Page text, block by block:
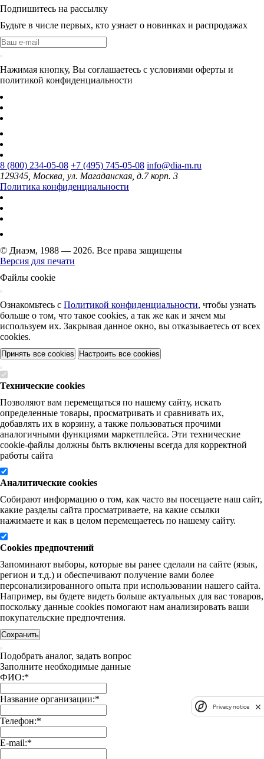
Подпишитесь на рассылку
Будьте в числе первых, кто узнает о новинках и распродажах
Нажимая кнопку, Вы соглашаетесь с условиями оферты и
политикой конфиденциальности
8 (800) 234-05-08 +7 (495) 745-05-08 info@dia-m.ru
129345, Москва, ул. Магаданская, д.7 корп. 3
Политика конфиденциальности
© Диаэм, 1988 — 2026. Все права защищены
Версия для печати
Файлы cookie
Ознакомьтесь с Политикой конфиденциальности, чтобы узнать
больше о том, что такое cookies, а так же как и зачем мы
используем их. Закрывая данное окно, вы отказываетесь от всех
cookies.
Принять все cookies Настроить все cookies
Технические cookies
Позволяют вам перемещаться по нашему сайту, искать
определенные товары, просматривать и сравнивать их,
добавлять их в корзину, а также пользоваться прочими
аналогичными функциями маркетплейса. Эти технические
cookie-файлы должны быть включены всегда для корректной
работы сайта
Аналитические cookies
Собирают информацию о том, как часто вы посещаете наш сайт,
какие разделы сайта просматриваете, на какие ссылки
нажимаете и как в целом перемещаетесь по нашему сайту.
Cookies предпочтений
Запоминают выборы, которые вы ранее сделали на сайте (язык,
регион и т.д.) и обеспечивают получение вами более
персонализированного опыта при использовании нашего сайта.
Например, вы будете видеть больше актуальных для вас товаров,
поскольку данные cookies помогают нам анализировать ваши
покупательские предпочтения.
Сохранить
Подобрать аналог, задать вопрос
Заполните необходимые данные
ФИО:*
Название организации:*
Телефон:*
E-mail:*
Privacy notice